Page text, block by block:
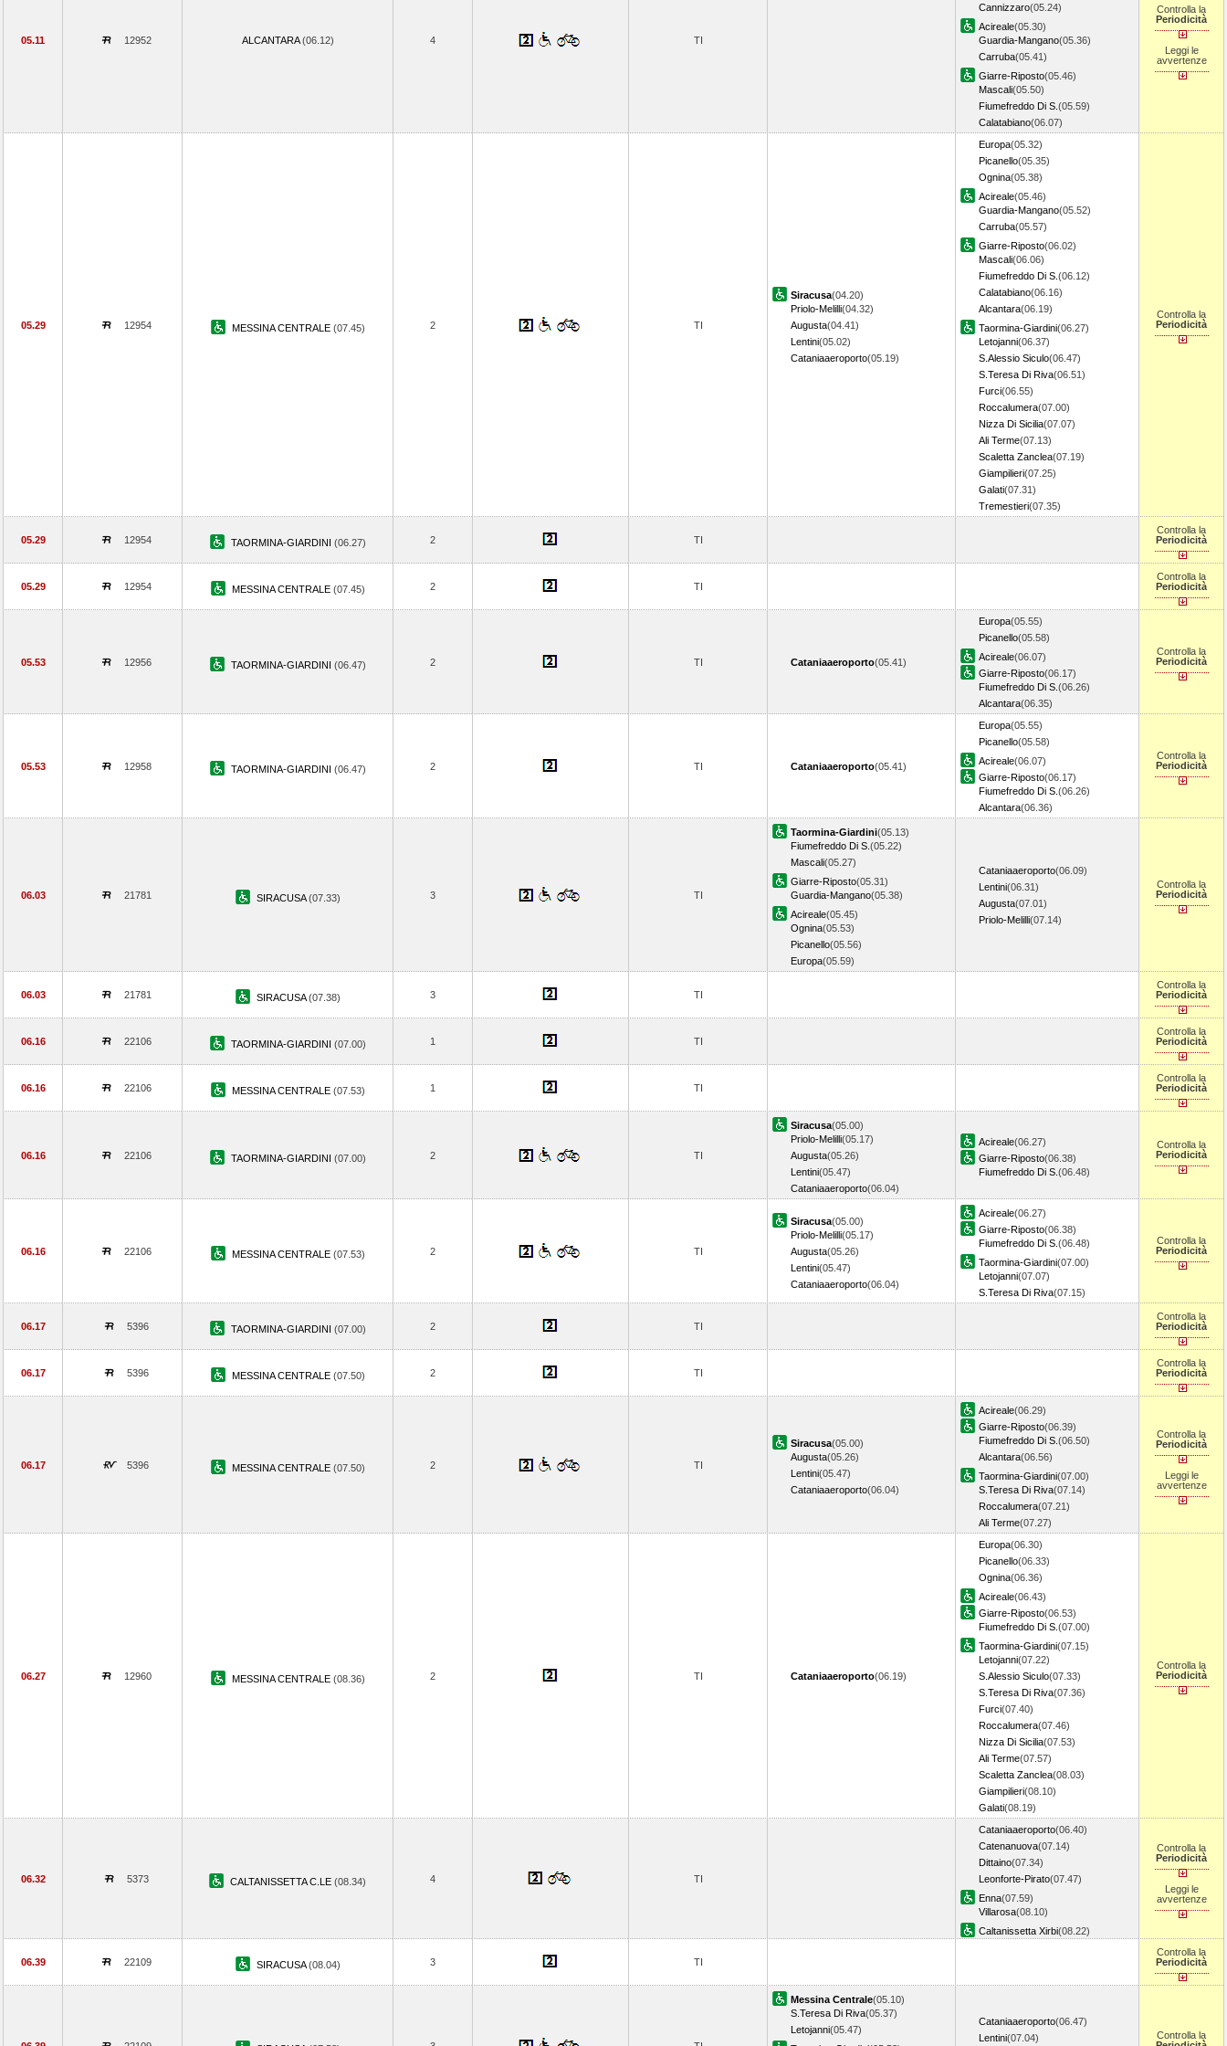
05.11 12952 ALCANTARA(06.12) 4 TI
Cannizzaro(05.24)
Acireale(05.30)
Guardia-Mangano(05.36)
Carruba(05.41)
Giarre-Riposto(05.46)
Mascali(05.50)
Fiumefreddo Di S. (05.59)
Calatabiano(06.07)
Controlla la
Periodicità
Leggi le
avvertenze
05.29 12954 MESSINA CENTRALE (07.45) 2 TI
Siracusa(04.20)
Priolo-Melilli(04.32)
Augusta(04.41)
Lentini(05.02)
Cataniaaeroporto(05.19)
Europa(05.32)
Picanello(05.35)
Ognina(05.38)
Acireale(05.46)
Guardia-Mangano(05.52)
Carruba(05.57)
Giarre-Riposto(06.02)
Mascali(06.06)
Fiumefreddo Di S. (06.12)
Calatabiano(06.16)
Alcantara(06.19)
Taormina-Giardini(06.27)
Letojanni(06.37)
S.Alessio Siculo(06.47)
S.Teresa Di Riva(06.51)
Furci(06.55)
Roccalumera(07.00)
Nizza Di Sicilia(07.07)
Ali Terme(07.13)
Scaletta Zanclea(07.19)
Giampilieri(07.25)
Galati(07.31)
Tremestieri(07.35)
Controlla la
Periodicità
05.29 12954 TAORMINA-GIARDINI (06.27) 2 TI
Controlla la
Periodicità
05.29 12954 MESSINA CENTRALE (07.45) 2 TI
Controlla la
Periodicità
05.53 12956 TAORMINA-GIARDINI (06.47) 2 TI Cataniaaeroporto(05.41)
Europa(05.55)
Picanello(05.58)
Acireale(06.07)
Giarre-Riposto(06.17)
Fiumefreddo Di S. (06.26)
Alcantara(06.35)
Controlla la
Periodicità
05.53 12958 TAORMINA-GIARDINI (06.47) 2 TI Cataniaaeroporto(05.41)
Europa(05.55)
Picanello(05.58)
Acireale(06.07)
Giarre-Riposto(06.17)
Fiumefreddo Di S. (06.26)
Alcantara(06.36)
Controlla la
Periodicità
06.03 21781 SIRACUSA(07.33) 3 TI
Taormina-Giardini(05.13)
Fiumefreddo Di S. (05.22)
Mascali(05.27)
Giarre-Riposto(05.31)
Guardia-Mangano(05.38)
Acireale(05.45)
Ognina(05.53)
Picanello(05.56)
Europa(05.59)
Cataniaaeroporto(06.09)
Lentini(06.31)
Augusta(07.01)
Priolo-Melilli(07.14)
Controlla la
Periodicità
06.03 21781 SIRACUSA(07.38) 3 TI
Controlla la
Periodicità
06.16 22106 TAORMINA-GIARDINI (07.00) 1 TI
Controlla la
Periodicità
06.16 22106 MESSINA CENTRALE (07.53) 1 TI
Controlla la
Periodicità
06.16 22106 TAORMINA-GIARDINI (07.00) 2 TI
Siracusa(05.00)
Priolo-Melilli(05.17)
Augusta(05.26)
Lentini(05.47)
Cataniaaeroporto(06.04)
Acireale(06.27)
Giarre-Riposto(06.38)
Fiumefreddo Di S. (06.48)
Controlla la
Periodicità
06.16 22106 MESSINA CENTRALE (07.53) 2 TI
Siracusa(05.00)
Priolo-Melilli(05.17)
Augusta(05.26)
Lentini(05.47)
Cataniaaeroporto(06.04)
Acireale(06.27)
Giarre-Riposto(06.38)
Fiumefreddo Di S. (06.48)
Taormina-Giardini(07.00)
Letojanni(07.07)
S.Teresa Di Riva(07.15)
Controlla la
Periodicità
06.17 5396 TAORMINA-GIARDINI (07.00) 2 TI
Controlla la
Periodicità
06.17 5396 MESSINA CENTRALE (07.50) 2 TI
Controlla la
Periodicità
06.17 5396 MESSINA CENTRALE (07.50) 2 TI
Siracusa(05.00)
Augusta(05.26)
Lentini(05.47)
Cataniaaeroporto(06.04)
Acireale(06.29)
Giarre-Riposto(06.39)
Fiumefreddo Di S. (06.50)
Alcantara(06.56)
Taormina-Giardini(07.00)
S.Teresa Di Riva(07.14)
Roccalumera(07.21)
Ali Terme(07.27)
Controlla la
Periodicità
Leggi le
avvertenze
06.27 12960 MESSINA CENTRALE (08.36) 2 TI Cataniaaeroporto(06.19)
Europa(06.30)
Picanello(06.33)
Ognina(06.36)
Acireale(06.43)
Giarre-Riposto(06.53)
Fiumefreddo Di S. (07.00)
Taormina-Giardini(07.15)
Letojanni(07.22)
S.Alessio Siculo(07.33)
S.Teresa Di Riva(07.36)
Furci(07.40)
Roccalumera(07.46)
Nizza Di Sicilia(07.53)
Ali Terme(07.57)
Scaletta Zanclea(08.03)
Giampilieri(08.10)
Galati(08.19)
Controlla la
Periodicità
06.32 5373 CALTANISSETTA C.LE (08.34) 4 TI
Cataniaaeroporto(06.40)
Catenanuova(07.14)
Dittaino(07.34)
Leonforte-Pirato(07.47)
Enna(07.59)
Villarosa(08.10)
Caltanissetta Xirbi(08.22)
Controlla la
Periodicità
Leggi le
avvertenze
06.39 22109 SIRACUSA(08.04) 3 TI
Controlla la
Periodicità
Messina Centrale(05.10)
S.Teresa Di Riva(05.37)
Letojanni(05.47)
Cataniaaeroporto(06.47)
Lentini(07.04)
Controlla la